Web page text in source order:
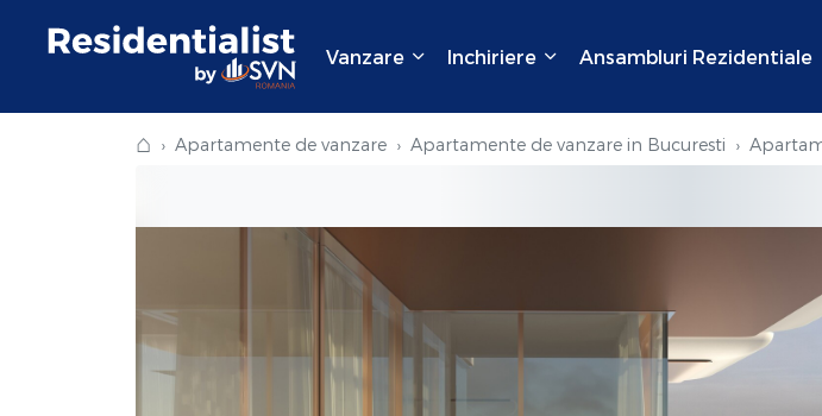
Vanzare Inchiriere Ansambluri Rezidentiale
⌂ Apartamente de vanzare Apartamente de vanzare in Bucuresti